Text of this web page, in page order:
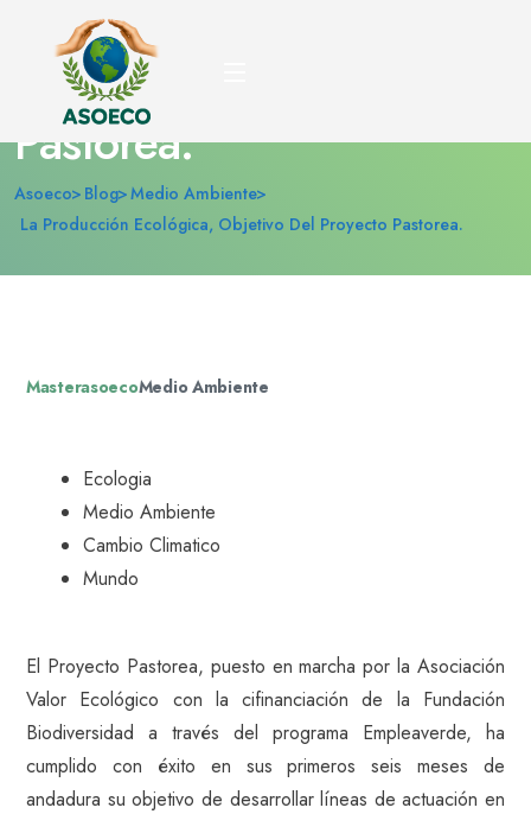
La producción ecológica,
objetivo del Proyecto
Pastorea.
Asoeco Blog Medio Ambiente
La Producción Ecológica, Objetivo Del Proyecto Pastorea.
MasterasoecoMedio Ambiente
Ecologia
Medio Ambiente
Cambio Climatico
Mundo
El Proyecto Pastorea, puesto en marcha por la Asociación
Valor Ecológico con la cifinanciación de la Fundación
Biodiversidad a través del programa Empleaverde, ha
cumplido con éxito en sus primeros seis meses de
andadura su objetivo de desarrollar líneas de actuación en